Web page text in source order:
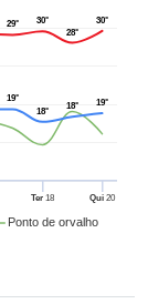
Ponto de orvalho
Ter 18 Qui 20
29°
30°
28°
30°
19°
18°
18° 19°